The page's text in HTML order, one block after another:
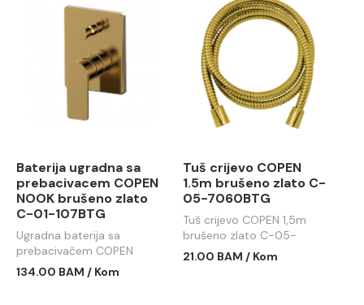
Baterija ugradna sa
prebacivacem COPEN
NOOK brušeno zlato
C-01-107BTG
Ugradna baterija sa
prebacivačem COPEN
NOOK brušeno zlato C-01-
134.00 BAM / Kom
Tuš crijevo COPEN
1.5m brušeno zlato C-
05-7060BTG
Tuš crijevo COPEN 1,5m
brušeno zlato C-05-
7060BTG
21.00 BAM / Kom